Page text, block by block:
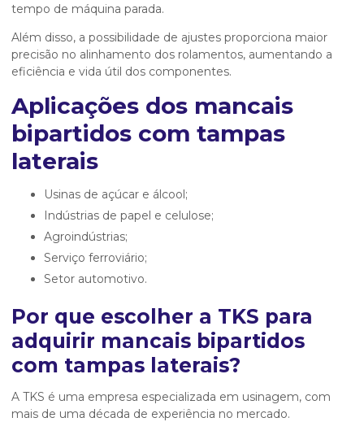
tempo de máquina parada.
Além disso, a possibilidade de ajustes proporciona maior
precisão no alinhamento dos rolamentos, aumentando a
eficiência e vida útil dos componentes.
Aplicações dos mancais
bipartidos com tampas
laterais
Usinas de açúcar e álcool;
Indústrias de papel e celulose;
Agroindústrias;
Serviço ferroviário;
Setor automotivo.
Por que escolher a TKS para
adquirir mancais bipartidos
com tampas laterais?
A TKS é uma empresa especializada em usinagem, com
mais de uma década de experiência no mercado.